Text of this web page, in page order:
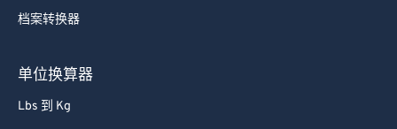
档案转换器
单位换算器
Lbs 到 Kg